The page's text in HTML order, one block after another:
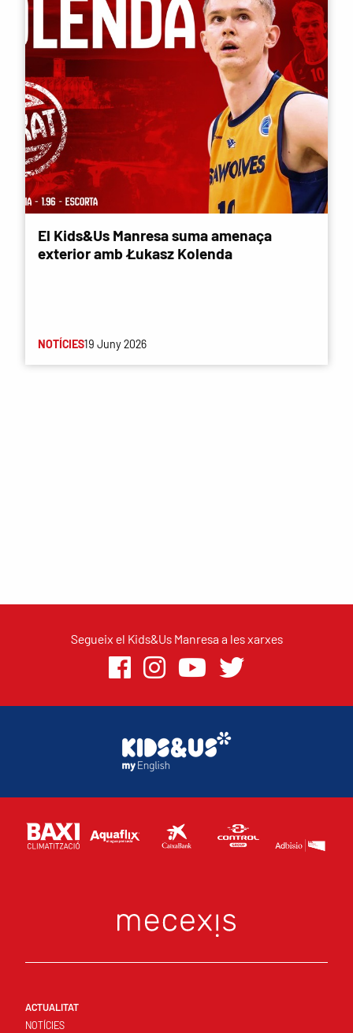
El Kids&Us Manresa suma amenaça
exterior amb Łukasz Kolenda
NOTÍCIES19 Juny 2026
Segueix el Kids&Us Manresa a les xarxes
ACTUALITAT
NOTÍCIES